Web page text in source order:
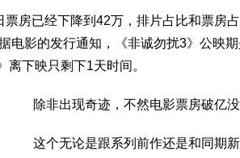
房已经下降到42万，排片占比和票房
电影的发行通知，《非诚勿扰3》公映
下映只剩下1天时间。
除非出现奇迹，不然电影票房破亿没
这个无论是跟系列前作还是和同期